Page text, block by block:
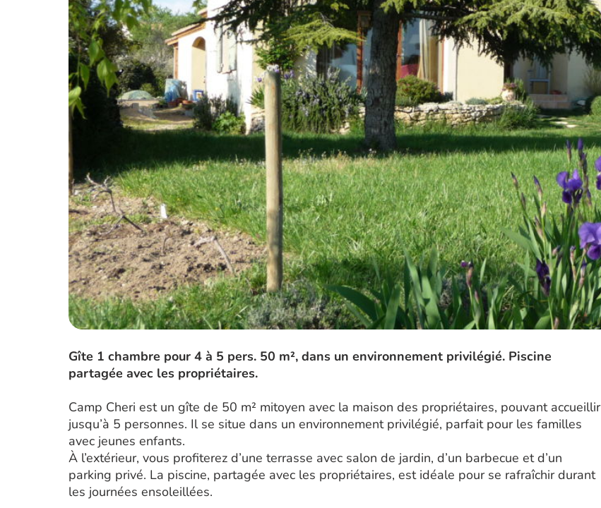
Gîte 1 chambre pour 4 à 5 pers. 50 m², dans un environnement privilégié. Piscine
partagée avec les propriétaires.
Camp Cheri est un gîte de 50 m² mitoyen avec la maison des propriétaires, pouvant accueillir
jusqu’à 5 personnes. Il se situe dans un environnement privilégié, parfait pour les familles
avec jeunes enfants.
À l’extérieur, vous profiterez d’une terrasse avec salon de jardin, d’un barbecue et d’un
parking privé. La piscine, partagée avec les propriétaires, est idéale pour se rafraîchir durant
les journées ensoleillées.